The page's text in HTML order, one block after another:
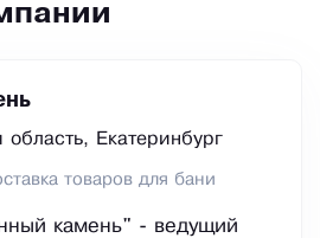
область, Екатеринбург
товаров для бани
камень" - ведущий